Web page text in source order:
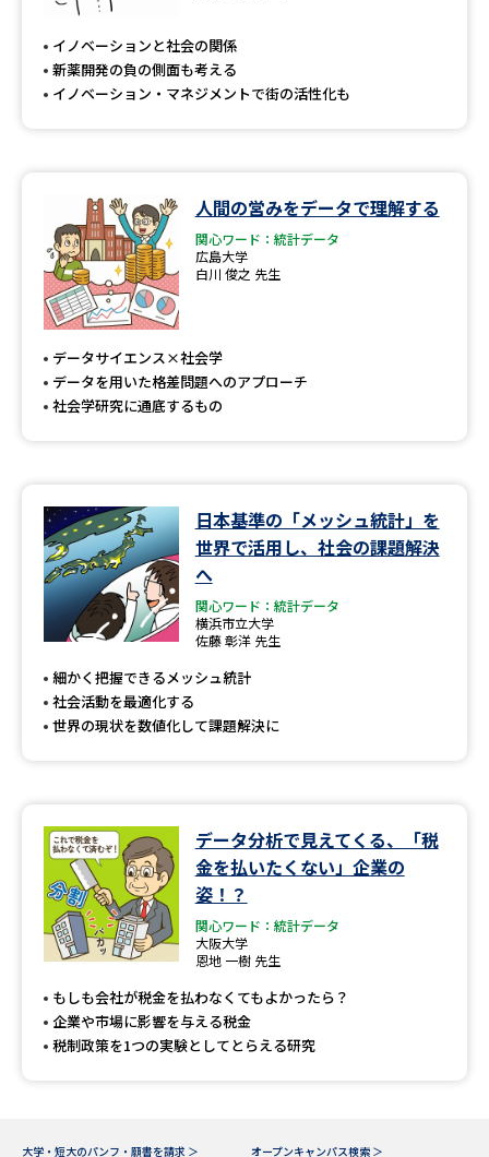
大学で学べる内容や特徴を調べる
データサイエンス特集 奨学金・特待生制度特集
デジタルパンフレット 進路の３択
新学年スタート号特集ページ
（高3生用）
SELFBRAND特集ページ
オープンキャンパス検索 実施プログラムから探す
来場型・Web型イベント特集
受験準備
先輩が入学を決めた理由 テレメール全国一斉進学調査
新生活お役立ちガイド
学問発見
イノベーションと社会の関係
新薬開発の負の側面も考える
イノベーション・マネジメントで街の活性化も
人間の営みをデータで理解する
関心ワード：統計データ
広島大学
白川 俊之 先生
データサイエンス×社会学
データを用いた格差問題へのアプローチ
社会学研究に通底するもの
日本基準の「メッシュ統計」を
世界で活用し、社会の課題解決
へ
関心ワード：統計データ
横浜市立大学
佐藤 彰洋 先生
細かく把握できるメッシュ統計
社会活動を最適化する
世界の現状を数値化して課題解決に
データ分析で見えてくる、「税
金を払いたくない」企業の
姿！？
関心ワード：統計データ
大阪大学
恩地 一樹 先生
もしも会社が税金を払わなくてもよかったら？
企業や市場に影響を与える税金
税制政策を1つの実験としてとらえる研究
大学・短大のパンフ・願書を請求 ＞ オープンキャンパス検索 ＞